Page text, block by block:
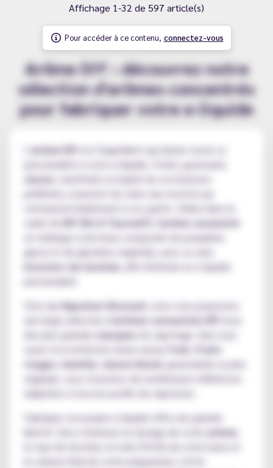
Affichage 1-32 de 597 article(s)
Pour accéder à ce contenu, connectez-vous
Arôme DIY : découvrez notre
sélection d'arômes concentrés
pour fabriquer votre e-liquide
arôme DIY
est l'ingrédient qui donne toute sa
personnalité à votre e-liquide. Fruité, gourmand,
classic
correspond réellement à vos goûts. Utilisé dans le
DIY (Do It Yourself)
arôme concentré
se mélange à une base composée de propylène
glycol et de glycérine végétale, avec ou sans
boosters de nicotine
, afin d'obtenir un e-liquide
Chez
Le Vapoteur Discount
, nous vous proposons
arômes concentrés DIY
des plus grandes
marques
du vapotage. Que vous
fruits
rouges
menthe classic blond
, gourmande ou plus
adaptées à tous les profils de vapoteurs.
Fabriquer son propre e-liquide offre une grande
liberté. Vous choisissez le dosage de votre
arôme
le volume final de votre préparation. Cette